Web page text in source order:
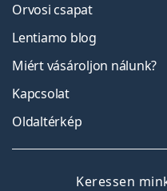
Orvosi csapat
Lentiamo blog
Miért vásároljon nálunk?
Kapcsolat
Oldaltérkép
Keressen